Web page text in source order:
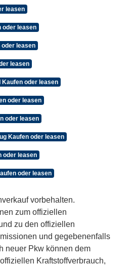
leasen
oder leasen
oder leasen
leasen
Kaufen oder leasen
oder leasen
oder leasen
Kaufen oder leasen
oder leasen
oder leasen
vorbehalten.
zum offiziellen
zu den offiziellen
und gegebenenfalls
neuer Pkw können dem
Kraftstoffverbrauch,